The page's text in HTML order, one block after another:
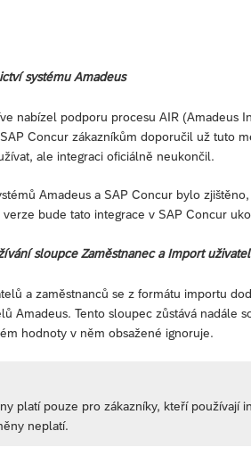
systému Amadeus
nabízel podporu procesu AIR (Amadeus
Concur zákazníkům doporučil už tuto
ale integraci oficiálně neukončil.
Amadeus a SAP Concur bylo
verze bude tato integrace v SAP Concur
sloupce Zaměstnanec a Import
a zaměstnanců se z formátu importu
Amadeus. Tento sloupec zůstává nadále
hodnoty v něm obsažené ignoruje.
platí pouze pro zákazníky, kteří používají
neplatí.